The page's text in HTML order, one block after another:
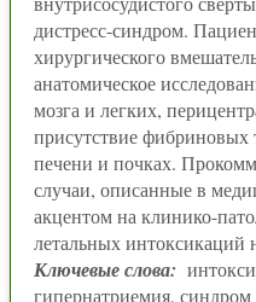
дистресс-синдром.
хирургического
анатомическое
мозга и легких,
присутствие фибриновых
печени и почках.
случаи, описанные в
акцентом на клинико-
летальных интоксикаций
Ключевые слова:
гипернатриемия,